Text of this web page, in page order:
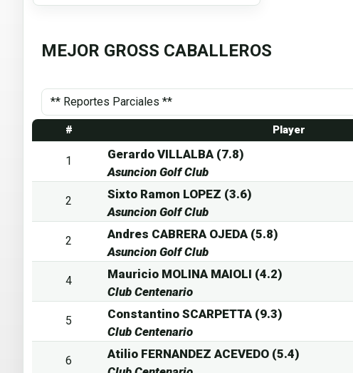
MEJOR GROSS CABALLEROS
# Player
1
Gerardo VILLALBA (7.8)
Asuncion Golf Club
2
Sixto Ramon LOPEZ (3.6)
Asuncion Golf Club
2
Andres CABRERA OJEDA (5.8)
Asuncion Golf Club
4
Mauricio MOLINA MAIOLI (4.2)
Club Centenario
5
Constantino SCARPETTA (9.3)
Club Centenario
6
Atilio FERNANDEZ ACEVEDO (5.4)